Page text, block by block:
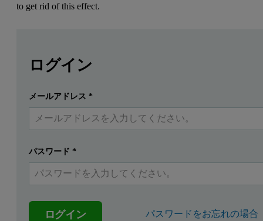
to get rid of this effect.
Empyrean, X'Pert
Introduction
Non-ambient diffraction is the general term used to
Accurate determination of peak positions and peak shifts is
Summary
In collaboration with Anton Paar we developed the automatic
提出する すでにアカウントを持っています
ログイン
メールアドレス *
パスワード *
ログイン パスワードをお忘れの場合